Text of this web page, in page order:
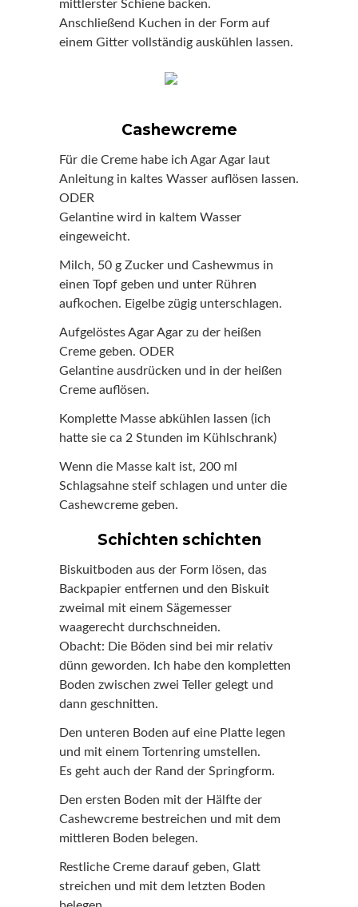
mittlerster Schiene backen.
Anschließend Kuchen in der Form auf
einem Gitter vollständig auskühlen lassen.
Cashewcreme
Für die Creme habe ich Agar Agar laut
Anleitung in kaltes Wasser auflösen lassen.
ODER
Gelantine wird in kaltem Wasser
eingeweicht.
Milch, 50 g Zucker und Cashewmus in
einen Topf geben und unter Rühren
aufkochen. Eigelbe zügig unterschlagen.
Aufgelöstes Agar Agar zu der heißen
Creme geben. ODER
Gelantine ausdrücken und in der heißen
Creme auflösen.
Komplette Masse abkühlen lassen (ich
hatte sie ca 2 Stunden im Kühlschrank)
Wenn die Masse kalt ist, 200 ml
Schlagsahne steif schlagen und unter die
Cashewcreme geben.
Schichten schichten
Biskuitboden aus der Form lösen, das
Backpapier entfernen und den Biskuit
zweimal mit einem Sägemesser
waagerecht durchschneiden.
Obacht: Die Böden sind bei mir relativ
dünn geworden. Ich habe den kompletten
Boden zwischen zwei Teller gelegt und
dann geschnitten.
Den unteren Boden auf eine Platte legen
und mit einem Tortenring umstellen.
Es geht auch der Rand der Springform.
Den ersten Boden mit der Hälfte der
Cashewcreme bestreichen und mit dem
mittleren Boden belegen.
Restliche Creme darauf geben, Glatt
streichen und mit dem letzten Boden